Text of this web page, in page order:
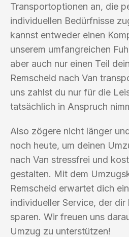
Transportoptionen an, die
individuellen Bedürfnisse
kannst entweder einen
unserem umfangreichen
aber auch nur einen Teil
Remscheid nach Van
uns zahlst du nur für die
tatsächlich in Anspruch
Also zögere nicht länger
noch heute, um deinen
nach Van stressfrei und
gestalten. Mit dem
Remscheid erwartet dich
individueller Service, der
sparen. Wir freuen uns
Umzug zu unterstützen!